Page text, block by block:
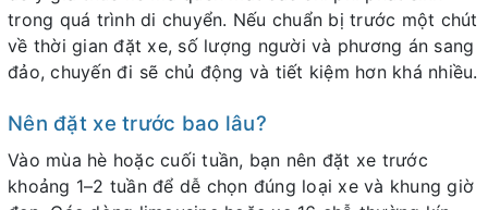
trong quá trình di chuyển. Nếu chuẩn bị trước một chút
về thời gian đặt xe, số lượng người và phương án sang
đảo, chuyến đi sẽ chủ động và tiết kiệm hơn khá nhiều.
Nên đặt xe trước bao lâu?
Vào mùa hè hoặc cuối tuần, bạn nên đặt xe trước
khoảng 1–2 tuần để dễ chọn đúng loại xe và khung giờ